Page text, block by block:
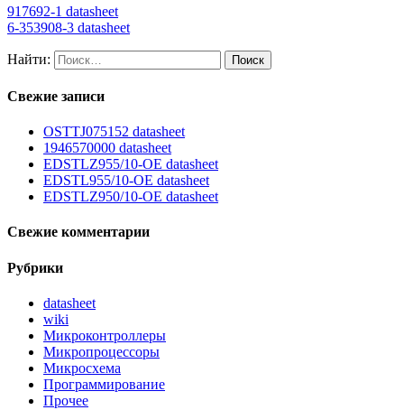
917692-1 datasheet
6-353908-3 datasheet
Найти:
Свежие записи
OSTTJ075152 datasheet
1946570000 datasheet
EDSTLZ955/10-OE datasheet
EDSTL955/10-OE datasheet
EDSTLZ950/10-OE datasheet
Свежие комментарии
Рубрики
datasheet
wiki
Микроконтроллеры
Микропроцессоры
Микросхема
Программирование
Прочее